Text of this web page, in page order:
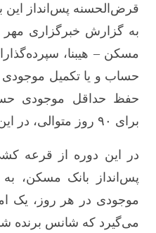
قرض‌الحسنه پس‌انداز این
به گزارش خبرگزاری مهر
مسکن – هیبنا،
حساب و یا تکمیل موجودی
حفظ حداقل موجودی
برای ۹۰ روز متوالی، در این رویداد بزرگ شرکت کنند.
در این دوره از قرعه
موجودی در هر روز، یک
می‌گیرد که شانس برنده